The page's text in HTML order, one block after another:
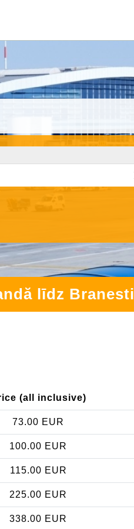
līdz Branesti
(all inclusive)
73.00 EUR
100.00 EUR
115.00 EUR
225.00 EUR
338.00 EUR